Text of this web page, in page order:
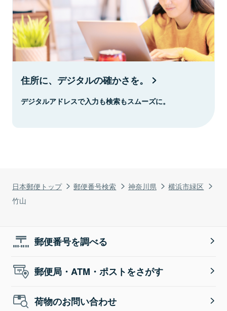
日本郵便トップ 郵便番号検索 神奈川県
横浜市緑区
竹山
住所に、デジタルの確かさを。
デジタルアドレスで入力も検索もスムーズに。
郵便番号を調べる
郵便局・ATM・ポストをさがす
荷物のお問い合わせ